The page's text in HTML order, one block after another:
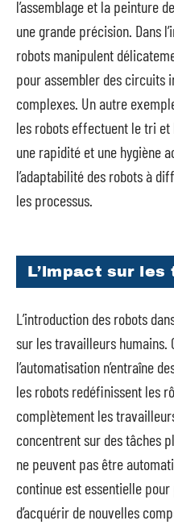
l’assemblage et la peinture
une grande précision. Dans
robots manipulent
pour assembler des circuits
complexes. Un autre
les robots effectuent le tri et
une rapidité et une hygiène
l’adaptabilité des robots à
les processus.
L’impact sur
L’introduction des robots
sur les travailleurs humains.
l’automatisation n’entraîne
les robots redéfinissent les
complètement les
concentrent sur des tâches
ne peuvent pas être
continue est essentielle
d’acquérir de nouvelles